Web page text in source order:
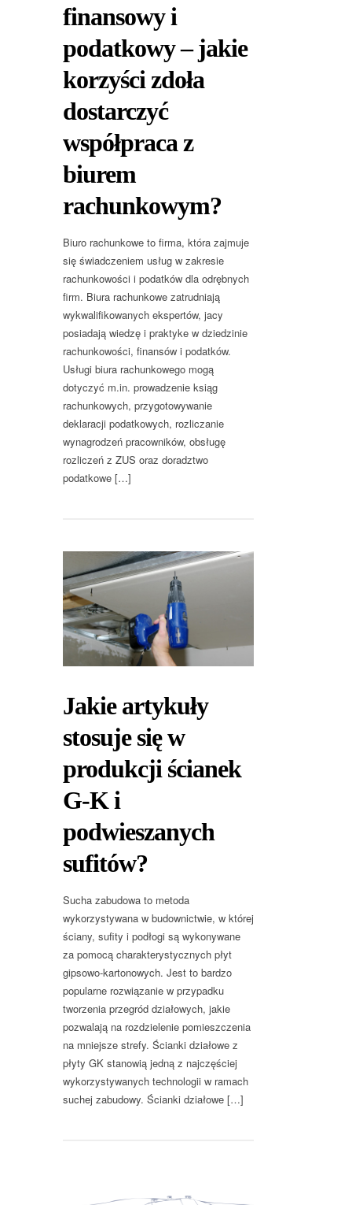
finansowy i
podatkowy – jakie
korzyści zdoła
dostarczyć
współpraca z
biurem
rachunkowym?
Biuro rachunkowe to firma, która zajmuje
się świadczeniem usług w zakresie
rachunkowości i podatków dla odrębnych
firm. Biura rachunkowe zatrudniają
wykwalifikowanych ekspertów, jacy
posiadają wiedzę i praktyke w dziedzinie
rachunkowości, finansów i podatków.
Usługi biura rachunkowego mogą
dotyczyć m.in. prowadzenie ksiąg
rachunkowych, przygotowywanie
deklaracji podatkowych, rozliczanie
wynagrodzeń pracowników, obsługę
rozliczeń z ZUS oraz doradztwo
podatkowe […]
Jakie artykuły
stosuje się w
produkcji ścianek
G-K i
podwieszanych
sufitów?
Sucha zabudowa to metoda
wykorzystywana w budownictwie, w której
ściany, sufity i podłogi są wykonywane
za pomocą charakterystycznych płyt
gipsowo-kartonowych. Jest to bardzo
popularne rozwiązanie w przypadku
tworzenia przegród działowych, jakie
pozwalają na rozdzielenie pomieszczenia
na mniejsze strefy. Ścianki działowe z
płyty GK stanowią jedną z najczęściej
wykorzystywanych technologii w ramach
suchej zabudowy. Ścianki działowe […]